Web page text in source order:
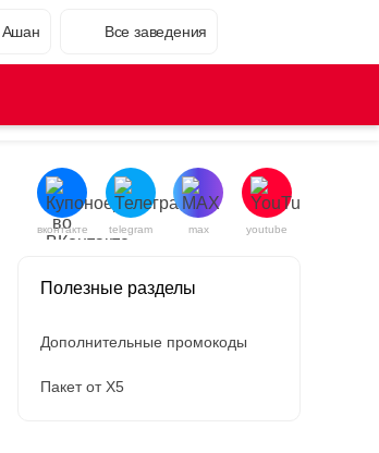
Ашан Все заведения
вконтакте telegram max youtube
Полезные разделы
Дополнительные промокоды
Пакет от X5